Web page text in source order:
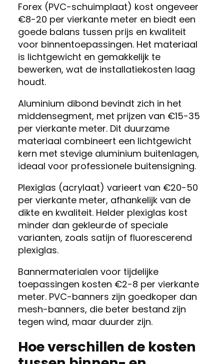
Forex (PVC-schuimplaat) kost ongeveer
€8-20 per vierkante meter en biedt een
goede balans tussen prijs en kwaliteit
voor binnentoepassingen. Het materiaal
is lichtgewicht en gemakkelijk te
bewerken, wat de installatiekosten laag
houdt.
Aluminium dibond bevindt zich in het
middensegment, met prijzen van €15-35
per vierkante meter. Dit duurzame
materiaal combineert een lichtgewicht
kern met stevige aluminium buitenlagen,
ideaal voor professionele buitensigning.
Plexiglas (acrylaat) varieert van €20-50
per vierkante meter, afhankelijk van de
dikte en kwaliteit. Helder plexiglas kost
minder dan gekleurde of speciale
varianten, zoals satijn of fluorescerend
plexiglas.
Bannermaterialen voor tijdelijke
toepassingen kosten €2-8 per vierkante
meter. PVC-banners zijn goedkoper dan
mesh-banners, die beter bestand zijn
tegen wind, maar duurder zijn.
Hoe verschillen de kosten